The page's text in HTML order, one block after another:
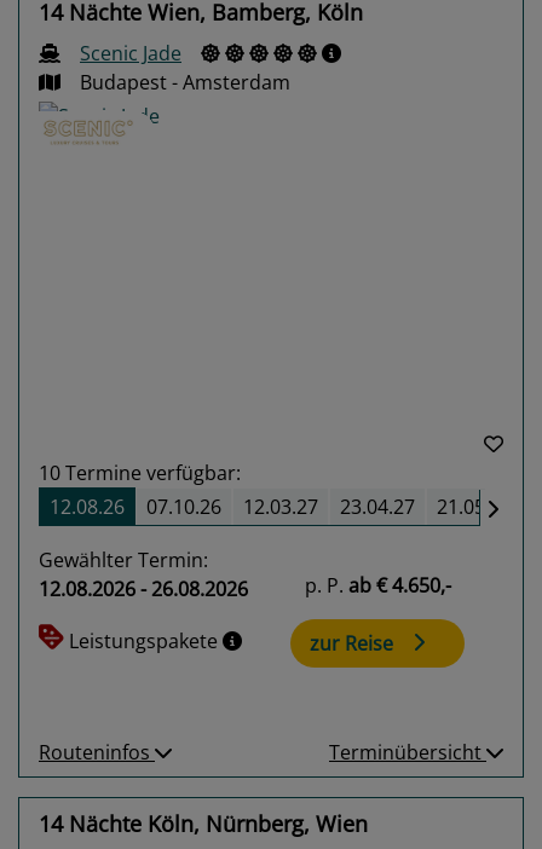
14 Nächte Wien, Bamberg, Köln
Scenic Jade
Budapest - Amsterdam
10Termine verfügbar:
12.08.26
07.10.26 12.03.27 23.04.27 21.05.27
Gewählter Termin:
12.08.2026 - 26.08.2026
Leistungspakete
p. P. ab€ 4.650,-
zur Reise
Routeninfos Terminübersicht
14 Nächte Köln, Nürnberg, Wien